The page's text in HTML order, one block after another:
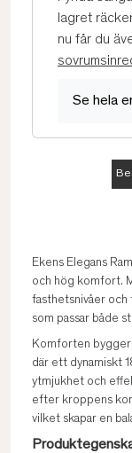
lagret
nu får du
Se hela
Ekens Elegans
och hög komfort.
fasthetsnivåer och
som passar både
Komforten bygger
där ett dynamiskt
ytmjukhet och
efter kroppens
vilket skapar en